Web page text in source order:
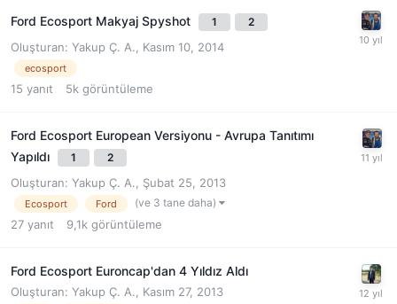
Ford Ecosport Makyaj Spyshot 1 2
Oluşturan: Yakup Ç. A. Kasım 10, 2014
ecosport
15 yanıt 5k görüntüleme
Ford Ecosport European Versiyonu - Avrupa Tanıtımı
Yapıldı
1 2
Oluşturan: Yakup Ç. A. Şubat 25, 2013
Ecosport Ford (ve 3 tane daha)
27 yanıt 9,1k görüntüleme
Ford Ecosport Euroncap'dan 4 Yıldız Aldı
Oluşturan: Yakup Ç. A. Kasım 27, 2013